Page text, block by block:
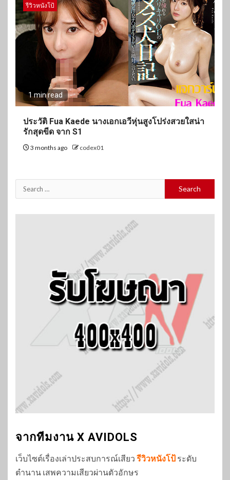
รีวิวหนังโป้
1 min read
ประวัติ Fua Kaede นางเอกเอวีหุ่นสูงโปร่งสวยใสน่า
รักสุดขีด จาก S1
3 months ago codex01
Search
for:
จากทีมงาน X AVIDOLS
เว็บไซต์เรื่องเล่าประสบการณ์เสียว รีวิวหนังโป้ ระดับ
ตำนาน เสพความเสียวผ่านตัวอักษร